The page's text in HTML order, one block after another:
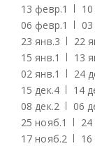
13 февр.1
06 февр.1
23 янв.3 22
15 янв.1 13
02 янв.1 24
15 дек.4 14
08 дек.2 06
25 нояб.1
17 нояб.2